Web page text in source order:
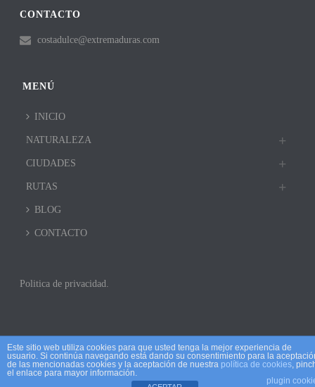
CONTACTO
costadulce@extremaduras.com
MENÚ
INICIO
NATURALEZA
CIUDADES
RUTAS
BLOG
CONTACTO
Politica de privacidad.
Este sitio web utiliza cookies para que usted tenga la mejor experiencia de
usuario. Si continúa navegando está dando su consentimiento para la
de las mencionadas cookies y la aceptación de nuestra política de cookies,
el enlace para mayor información.
plugin